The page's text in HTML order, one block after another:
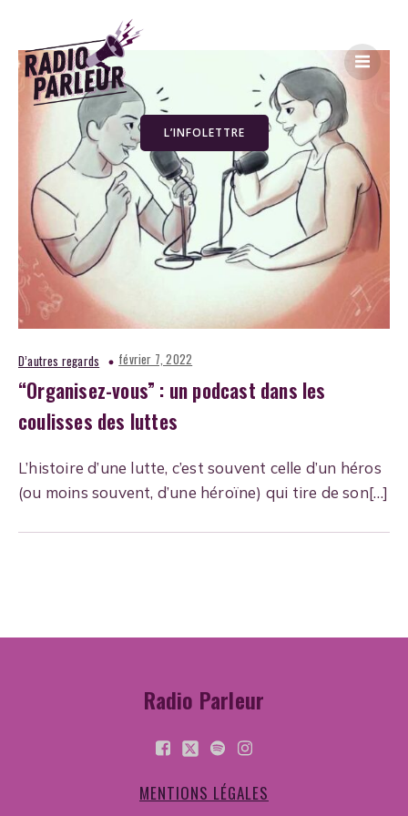
L’INFOLETTRE
D’autres regards février 7, 2022
“Organisez-vous” : un podcast dans les
coulisses des luttes
L’histoire d’une lutte, c’est souvent celle d’un héros
(ou moins souvent, d’une héroïne) qui tire de son[…]
Radio Parleur
MENTIONS LÉGALES